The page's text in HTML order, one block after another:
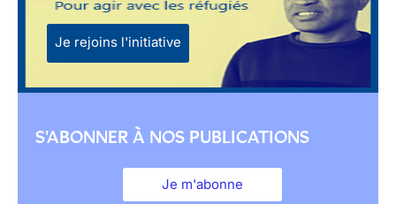
Je rejoins l'initiative
S'ABONNER À NOS PUBLICATIONS
Je m'abonne